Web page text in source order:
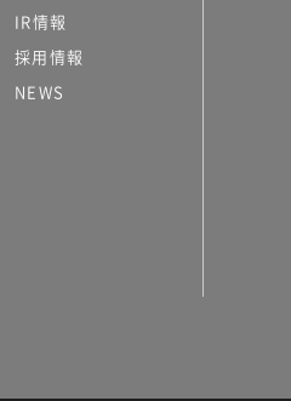
IR情報
採用情報
NEWS